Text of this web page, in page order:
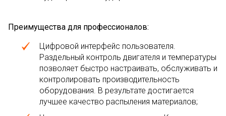
Преимущества для профессионалов:
Цифровой интерфейс пользователя.
Раздельный контроль двигателя и температуры
позволяет быстро настраивать, обслуживать и
контролировать производительность
оборудования. В результате достигается
лучшее качество распыления материалов;